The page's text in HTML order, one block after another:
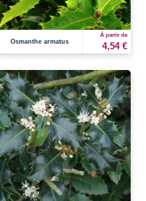
Osmanthe armatus
À partir de
4,54 €